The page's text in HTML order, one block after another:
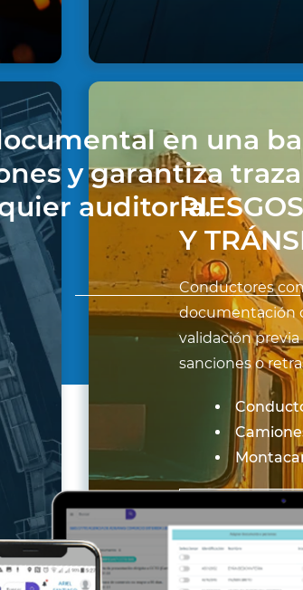
Y
Conductores
documentación
validación
sanciones o
LEER MÁS
Controlamos
en una
y garantiza
auditoría.